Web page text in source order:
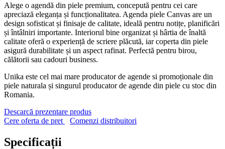
Alege o agendă din piele premium, concepută pentru cei care
apreciază eleganța și funcționalitatea. Agenda piele Canvas are un
design sofisticat și finisaje de calitate, ideală pentru notițe, planificări
și întâlniri importante. Interiorul bine organizat și hârtia de înaltă
calitate oferă o experiență de scriere plăcută, iar coperta din piele
asigură durabilitate și un aspect rafinat. Perfectă pentru birou,
călătorii sau cadouri business.
Unika este cel mai mare producator de agende si promoționale din
piele naturala și singurul producator de agende din piele cu stoc din
Romania.
Descarcă prezentare produs
Cere oferta de pret
Comenzi distribuitori
Specificații